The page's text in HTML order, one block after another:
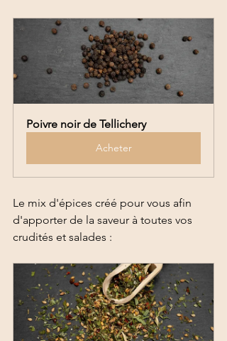
Poivre noir de Tellichery
Acheter
Le mix d'épices créé pour vous afin
d'apporter de la saveur à toutes vos
crudités et salades :